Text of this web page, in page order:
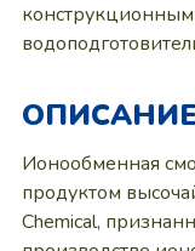
Ионообменная
продуктом
Chemical,